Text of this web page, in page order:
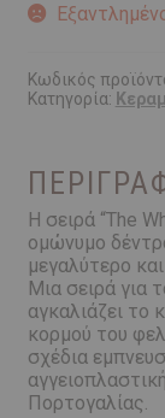
Κωδικός
Κατηγορία:
Η σειρά “The
ομώνυμο
μεγαλύτερο
Μια σειρά για
αγκαλιάζει το
κορμού του
σχέδια
Πορτογαλίας.